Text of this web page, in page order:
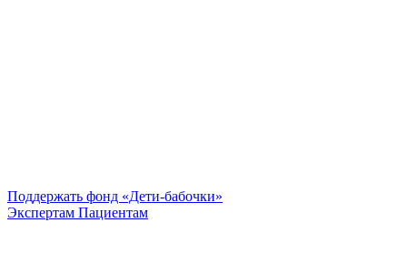
Поддержать фонд «Дети-бабочки»
Экспертам Пациентам